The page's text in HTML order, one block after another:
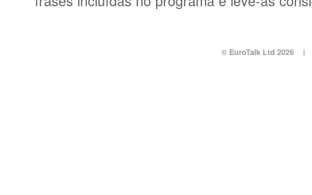
© EuroTalk Ltd 2026 |